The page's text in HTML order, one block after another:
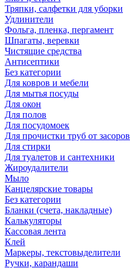
Тряпки, салфетки для уборки
Удлинители
Фольга, пленка, пергамент
Шпагаты, веревки
Чистящие средства
Антисептики
Без категории
Для ковров и мебели
Для мытья посуды
Для окон
Для полов
Для посудомоек
Для прочистки труб от засоров
Для стирки
Для туалетов и сантехники
Жироудалители
Мыло
Канцелярские товары
Без категории
Бланки (счета, накладные)
Калькуляторы
Кассовая лента
Клей
Маркеры, текстовыделители
Ручки, карандаши